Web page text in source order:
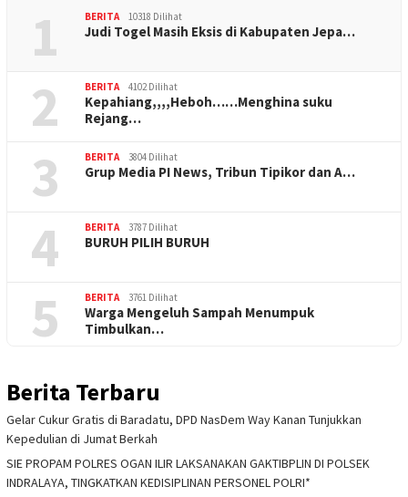
1 BERITA 10318 Dilihat
Judi Togel Masih Eksis di Kabupaten Jepa…
2 BERITA 4102 Dilihat
Kepahiang,,,,Heboh……Menghina suku
Rejang…
3 BERITA 3804 Dilihat
Grup Media PI News, Tribun Tipikor dan A…
4 BERITA 3787 Dilihat
BURUH PILIH BURUH
5 BERITA 3761 Dilihat
Warga Mengeluh Sampah Menumpuk
Timbulkan…
Berita Terbaru
Gelar Cukur Gratis di Baradatu, DPD NasDem Way Kanan Tunjukkan
Kepedulian di Jumat Berkah
SIE PROPAM POLRES OGAN ILIR LAKSANAKAN GAKTIBPLIN DI POLSEK
INDRALAYA, TINGKATKAN KEDISIPLINAN PERSONEL POLRI*